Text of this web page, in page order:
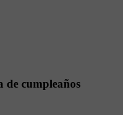
de cumpleaños